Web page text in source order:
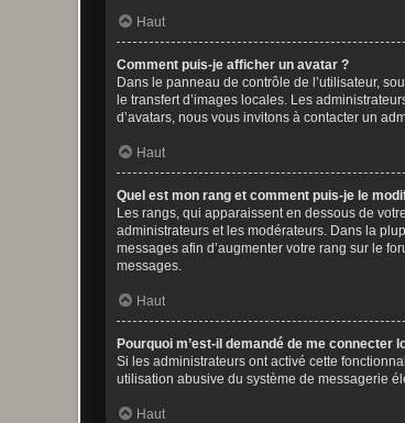
Haut
Comment puis-je afficher un avatar ?
Dans le panneau de contrôle de l’utilisateur,
le transfert d’images locales. Les
d’avatars, nous vous invitons à contacter un
Haut
Quel est mon rang et comment puis-je le
Les rangs, qui apparaissent en dessous de
administrateurs et les modérateurs. Dans la
messages afin d’augmenter votre rang sur le
messages.
Haut
Pourquoi m’est-il demandé de me connecter
Si les administrateurs ont activé cette
utilisation abusive du système de messagerie
Haut